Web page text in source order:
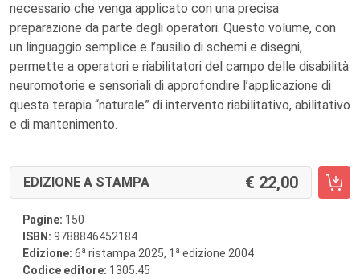
necessario che venga applicato con una precisa
preparazione da parte degli operatori. Questo volume, con
un linguaggio semplice e l’ausilio di schemi e disegni,
permette a operatori e riabilitatori del campo delle disabilità
neuromotorie e sensoriali di approfondire l’applicazione di
questa terapia “naturale” di intervento riabilitativo, abilitativo
e di mantenimento.
EDIZIONE A STAMPA 22,00
Pagine: 150
ISBN: 9788846452184
Edizione: 6a ristampa 2025, 1 a edizione 2004
Codice editore: 1305.45